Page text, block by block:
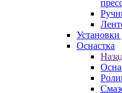
Оснастка